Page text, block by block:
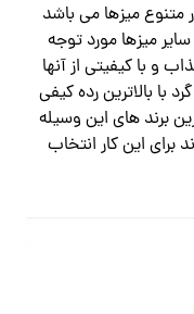
متنوع میزها می باشد
میزها مورد توجه
و با کیفیتی از آنها
با بالاترین رده کیفی
برند های این وسیله
برای این کار انتخاب